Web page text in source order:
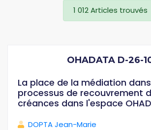
1 012 Articles trouvés
OHADATA D-26-
La place de la médiation
processus de recouvrement
créances dans l'espace
DOPTA Jean-Marie